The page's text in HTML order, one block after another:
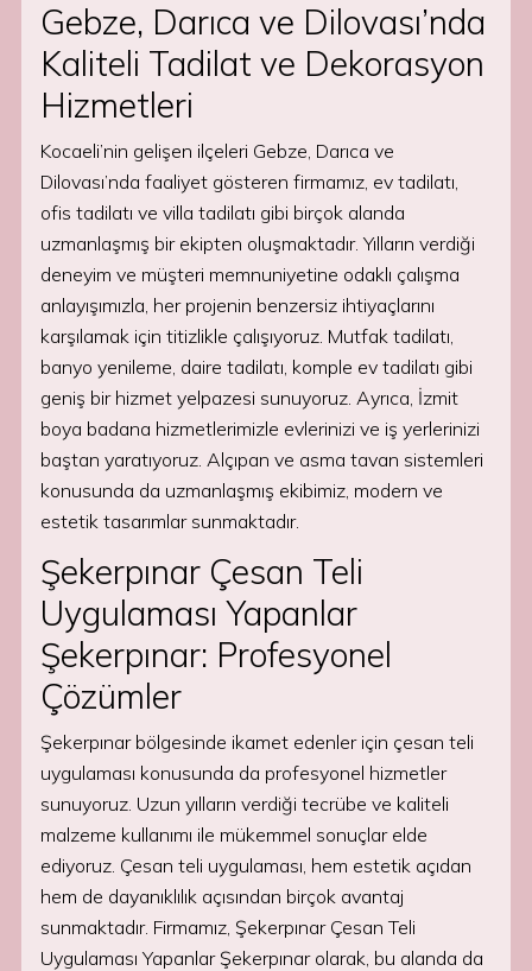
Gebze, Darıca ve Dilovası’nda
Kaliteli Tadilat ve Dekorasyon
Hizmetleri
Kocaeli’nin gelişen ilçeleri Gebze, Darıca ve
Dilovası’nda faaliyet gösteren firmamız, ev tadilatı,
ofis tadilatı ve villa tadilatı gibi birçok alanda
uzmanlaşmış bir ekipten oluşmaktadır. Yılların verdiği
deneyim ve müşteri memnuniyetine odaklı çalışma
anlayışımızla, her projenin benzersiz ihtiyaçlarını
karşılamak için titizlikle çalışıyoruz. Mutfak tadilatı,
banyo yenileme, daire tadilatı, komple ev tadilatı gibi
geniş bir hizmet yelpazesi sunuyoruz. Ayrıca, İzmit
boya badana hizmetlerimizle evlerinizi ve iş yerlerinizi
baştan yaratıyoruz. Alçıpan ve asma tavan sistemleri
konusunda da uzmanlaşmış ekibimiz, modern ve
estetik tasarımlar sunmaktadır.
Şekerpınar Çesan Teli
Uygulaması Yapanlar
Şekerpınar: Profesyonel
Çözümler
Şekerpınar bölgesinde ikamet edenler için çesan teli
uygulaması konusunda da profesyonel hizmetler
sunuyoruz. Uzun yılların verdiği tecrübe ve kaliteli
malzeme kullanımı ile mükemmel sonuçlar elde
ediyoruz. Çesan teli uygulaması, hem estetik açıdan
hem de dayanıklılık açısından birçok avantaj
sunmaktadır. Firmamız, Şekerpınar Çesan Teli
Uygulaması Yapanlar Şekerpınar olarak, bu alanda da